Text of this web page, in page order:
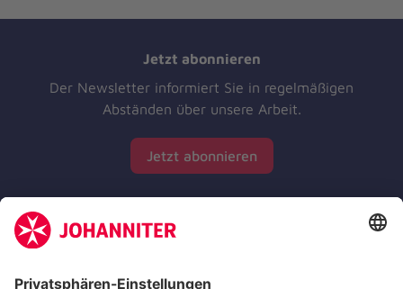
Jetzt abonnieren
Der Newsletter informiert Sie in regelmäßigen
Abständen über unsere Arbeit.
Jetzt abonnieren
Zertifizierung der Johanniter-Unfall-Hilfe e.V.